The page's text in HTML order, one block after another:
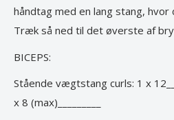
håndtag med en lang stang,
Træk så ned til det øverste af
BICEPS:
Stående vægtstang curls: 1 x
x 8 (max)_________